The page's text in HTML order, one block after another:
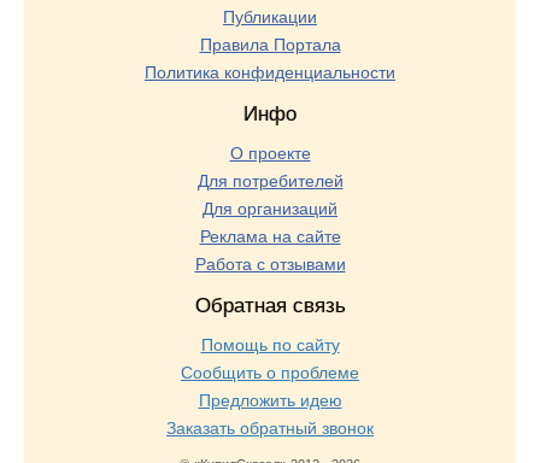
Публикации
Правила Портала
Политика конфиденциальности
Инфо
О проекте
Для потребителей
Для организаций
Реклама на сайте
Работа с отзывами
Обратная связь
Помощь по сайту
Сообщить о проблеме
Предложить идею
Заказать обратный звонок